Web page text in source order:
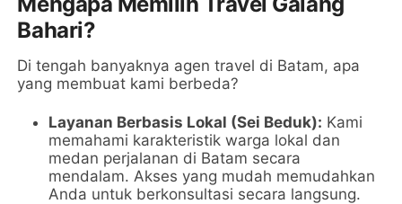
Bahari?
Di tengah banyaknya agen travel di Batam, apa
yang membuat kami berbeda?
Layanan Berbasis Lokal (Sei Beduk): Kami
memahami karakteristik warga lokal dan
medan perjalanan di Batam secara
mendalam. Akses yang mudah memudahkan
Anda untuk berkonsultasi secara langsung.